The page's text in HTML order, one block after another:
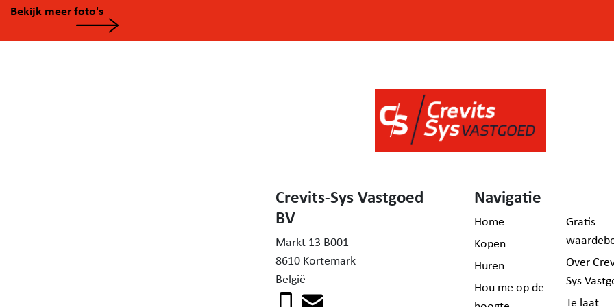
* Vrij vanaf 1 maart 2026
* Huurprijs: 1150 euro per maand
Bekijk meer foto's
Crevits-Sys Vastgoed
BV
Markt 13 B001
8610 Kortemark
België
Navigatie
Home
Kopen
Huren
Hou me op de
Gratis
Over
Sys
Te laat